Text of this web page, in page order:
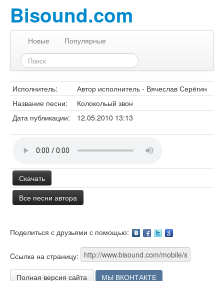
Bisound.com
Новые Популярные
Исполнитель:
Автор исполнитель - Вячеслав Серёгин
Название песни:
Колокольый звон
Дата публикации:
12.05.2010 13:13
Скачать
Все песни автора
Поделиться с друзьями с помощью:
Cсылка на страницу:
Полная версия сайта МЫ ВКОНТАКТЕ